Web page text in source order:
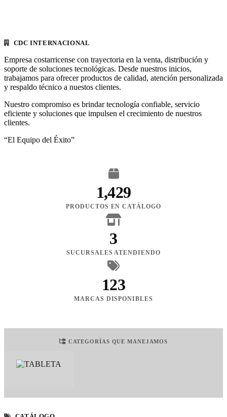
CDC INTERNACIONAL
Empresa costarricense con trayectoria en la venta, distribución y
soporte de soluciones tecnológicas. Desde nuestros inicios,
trabajamos para ofrecer productos de calidad, atención personalizada
y respaldo técnico a nuestos clientes.
Nuestro compromiso es brindar tecnología confiable, servicio
eficiente y soluciones que impulsen el crecimiento de nuestros
clientes.
“El Equipo del Éxito”
1,429
PRODUCTOS EN CATÁLOGO
3
SUCURSALES ATENDIENDO
123
MARCAS DISPONIBLES
CATEGORÍAS QUE MANEJAMOS